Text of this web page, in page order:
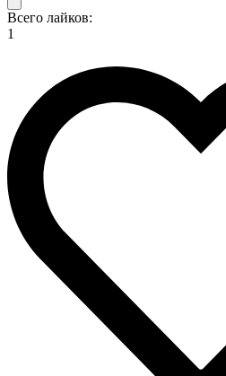
Всего лайков:
1